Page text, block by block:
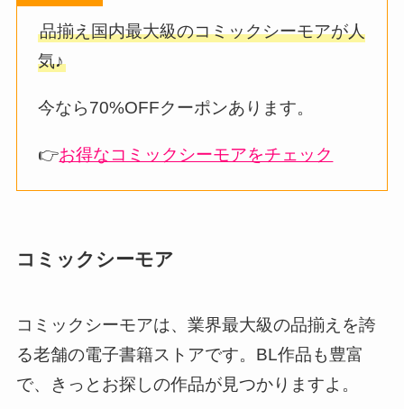
品揃え国内最大級のコミックシーモアが人
気♪
今なら70%OFFクーポンあります。
👉お得なコミックシーモアをチェック
コミックシーモア
コミックシーモアは、業界最大級の品揃えを誇
る老舗の電子書籍ストアです。BL作品も豊富
で、きっとお探しの作品が見つかりますよ。